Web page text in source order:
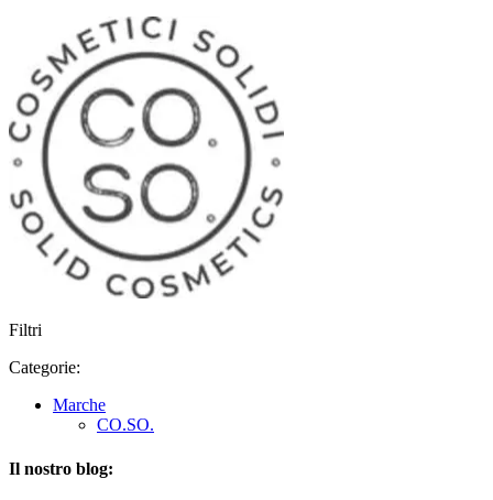
Filtri
Categorie:
Marche
CO.SO.
Il nostro blog: